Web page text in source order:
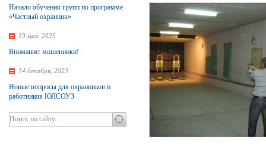
Начало обучения групп по программе
«Частный охранник»
19 мая, 2025
Внимание: мошенники!
14 декабря, 2023
Новые вопросы для охранников и
работников ЮЛСОУЗ